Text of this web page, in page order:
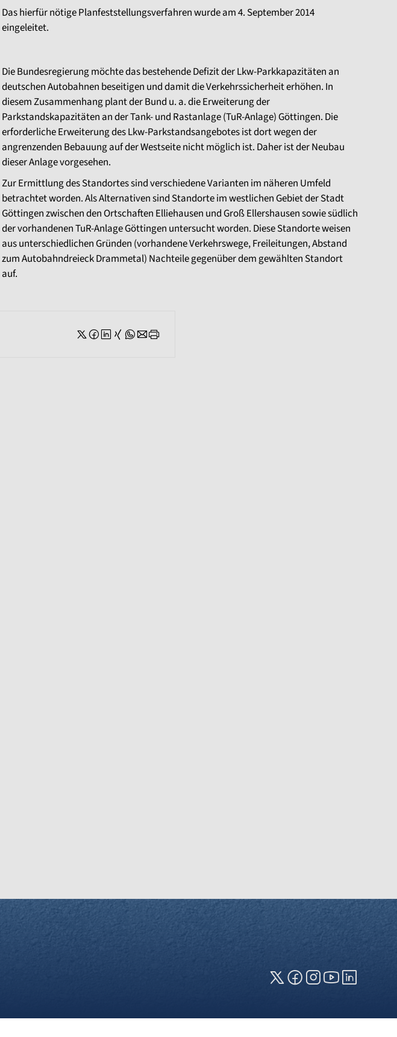
Das hierfür nötige Planfeststellungsverfahren wurde am 4. September 2014
eingeleitet.
Die Bundesregierung möchte das bestehende Defizit der Lkw-Parkkapazitäten an
deutschen Autobahnen beseitigen und damit die Verkehrssicherheit erhöhen. In
diesem Zusammenhang plant der Bund u. a. die Erweiterung der
Parkstandskapazitäten an der Tank- und Rastanlage (TuR-Anlage) Göttingen. Die
erforderliche Erweiterung des Lkw-Parkstandsangebotes ist dort wegen der
angrenzenden Bebauung auf der Westseite nicht möglich ist. Daher ist der Neubau
dieser Anlage vorgesehen.
Zur Ermittlung des Standortes sind verschiedene Varianten im näheren Umfeld
betrachtet worden. Als Alternativen sind Standorte im westlichen Gebiet der Stadt
Göttingen zwischen den Ortschaften Elliehausen und Groß Ellershausen sowie südlich
der vorhandenen TuR-Anlage Göttingen untersucht worden. Diese Standorte weisen
aus unterschiedlichen Gründen (vorhandene Verkehrswege, Freileitungen, Abstand
zum Autobahndreieck Drammetal) Nachteile gegenüber dem gewählten Standort
auf.